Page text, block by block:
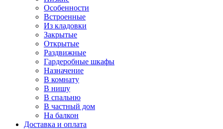
Особенности
Встроенные
Из кладовки
Закрытые
Открытые
Раздвижные
Гардеробные шкафы
Назначение
В комнату
В нишу
В спальню
В частный дом
На балкон
Доставка и оплата